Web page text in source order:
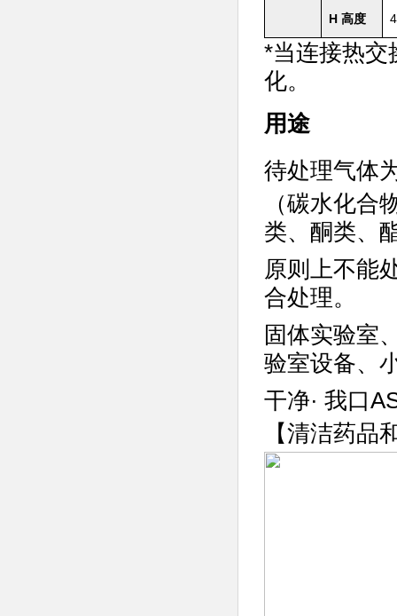
H 高度
*当连接热交
化。
用途
待处理气体
（碳水化合
类、酮类、
原则上不能
合处理。
固体实验室
验室设备、
干净· 我口
【清洁药品